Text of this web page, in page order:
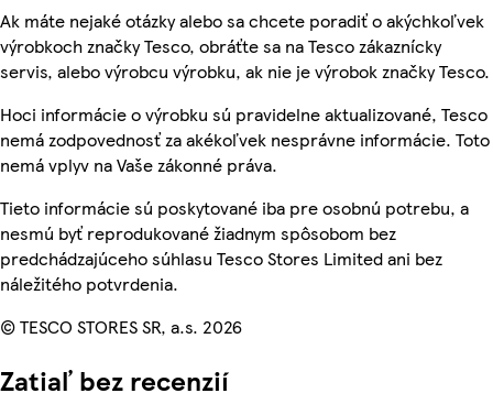
Ak máte nejaké otázky alebo sa chcete poradiť o akýchkoľvek
výrobkoch značky Tesco, obráťte sa na Tesco zákaznícky
servis, alebo výrobcu výrobku, ak nie je výrobok značky Tesco.
Hoci informácie o výrobku sú pravidelne aktualizované, Tesco
nemá zodpovednosť za akékoľvek nesprávne informácie. Toto
nemá vplyv na Vaše zákonné práva.
Tieto informácie sú poskytované iba pre osobnú potrebu, a
nesmú byť reprodukované žiadnym spôsobom bez
predchádzajúceho súhlasu Tesco Stores Limited ani bez
náležitého potvrdenia.
© TESCO STORES SR, a.s. 2026
Zatiaľ bez recenzií